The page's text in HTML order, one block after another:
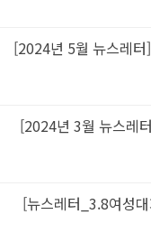
[2024년 5월 뉴스레
[2024년 3월 뉴스레
[뉴스레터_3.8여성